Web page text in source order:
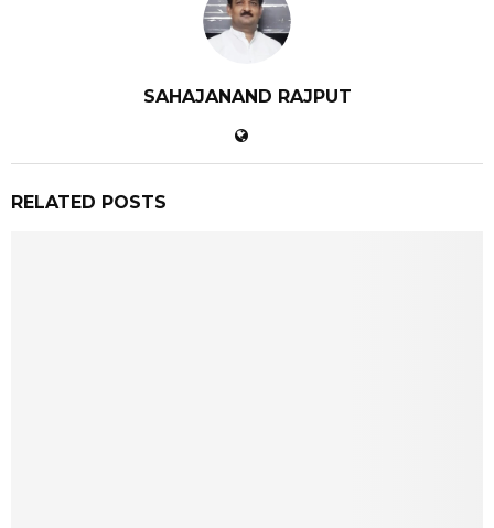
SAHAJANAND RAJPUT
RELATED POSTS